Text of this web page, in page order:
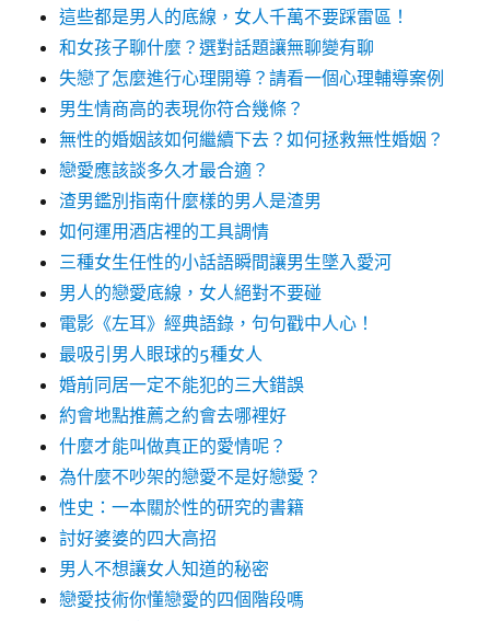
這些都是男人的底線，女人千萬不要踩雷區！
和女孩子聊什麼？選對話題讓無聊變有聊
失戀了怎麼進行心理開導？請看一個心理輔導案例
男生情商高的表現你符合幾條？
無性的婚姻該如何繼續下去？如何拯救無性婚姻？
戀愛應該談多久才最合適？
渣男鑑別指南什麼樣的男人是渣男
如何運用酒店裡的工具調情
三種女生任性的小話語瞬間讓男生墜入愛河
男人的戀愛底線，女人絕對不要碰
電影《左耳》經典語錄，句句戳中人心！
最吸引男人眼球的5種女人
婚前同居一定不能犯的三大錯誤
約會地點推薦之約會去哪裡好
什麼才能叫做真正的愛情呢？
為什麼不吵架的戀愛不是好戀愛？
性史：一本關於性的研究的書籍
討好婆婆的四大高招
男人不想讓女人知道的秘密
戀愛技術你懂戀愛的四個階段嗎